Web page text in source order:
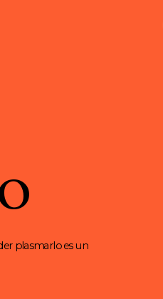
plasmarlo es un